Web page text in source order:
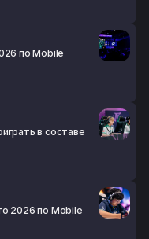
по Mobile
в составе
2026 по Mobile